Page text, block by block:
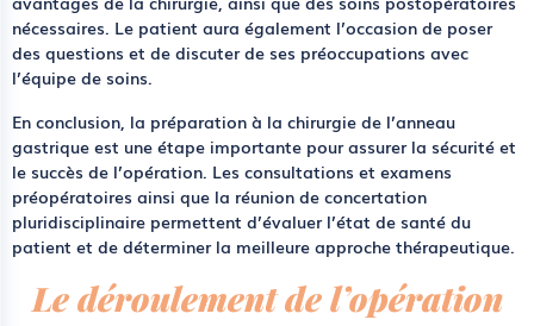
nécessaires. Le patient aura également l’occasion de poser
des questions et de discuter de ses préoccupations avec
l’équipe de soins.
En conclusion, la préparation à la chirurgie de l’anneau
gastrique est une étape importante pour assurer la sécurité et
le succès de l’opération. Les consultations et examens
préopératoires ainsi que la réunion de concertation
pluridisciplinaire permettent d’évaluer l’état de santé du
patient et de déterminer la meilleure approche thérapeutique.
Le déroulement de l’opération